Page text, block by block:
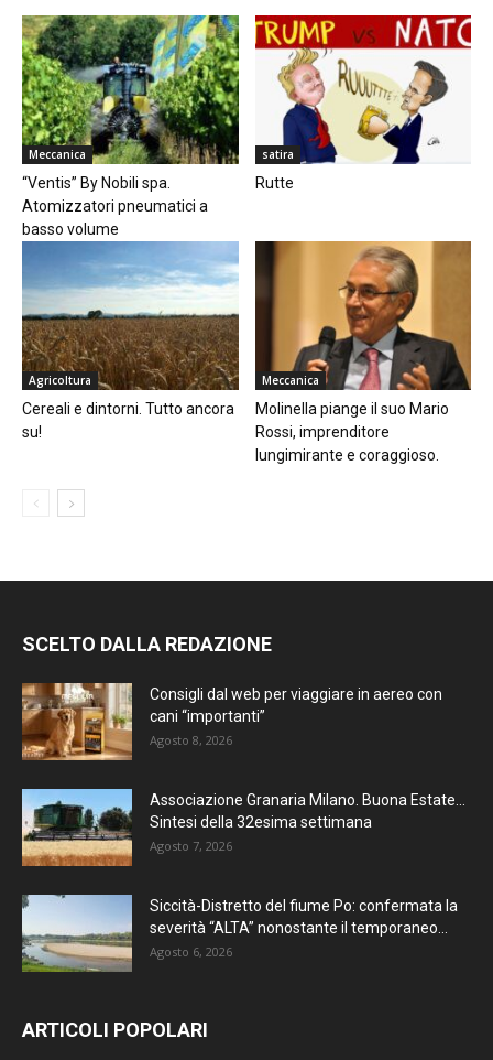
Meccanica
“Ventis” By Nobili spa.
Atomizzatori pneumatici a
basso volume
satira
Rutte
Agricoltura
Cereali e dintorni. Tutto ancora
su!
Meccanica
Molinella piange il suo Mario
Rossi, imprenditore
lungimirante e coraggioso.
SCELTO DALLA REDAZIONE
Consigli dal web per viaggiare in aereo con
cani “importanti”
Agosto 8, 2026
Associazione Granaria Milano. Buona Estate…
Sintesi della 32esima settimana
Agosto 7, 2026
Siccità-Distretto del fiume Po: confermata la
severità “ALTA” nonostante il temporaneo...
Agosto 6, 2026
ARTICOLI POPOLARI